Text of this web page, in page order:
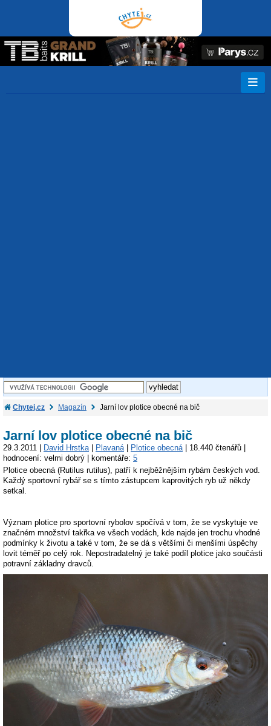
Chytej.cz Magazín Jarní lov plotice obecné na bič
Jarní lov plotice obecné na bič
29.3.2011 | David Hrstka | Plavaná | Plotice obecná | 18.440 čtenářů |
hodnocení: velmi dobrý | komentáře: 5
Plotice obecná (Rutilus rutilus), patří k nejběžnějším rybám českých vod.
Každý sportovní rybář se s tímto zástupcem kaprovitých ryb už někdy
setkal.
Význam plotice pro sportovní rybolov spočívá v tom, že se vyskytuje ve
značném množství takřka ve všech vodách, kde najde jen trochu vhodné
podmínky k životu a také v tom, že se dá s většími či menšími úspěchy
lovit téměř po celý rok. Nepostradatelný je také podíl plotice jako součásti
potravní základny dravců.